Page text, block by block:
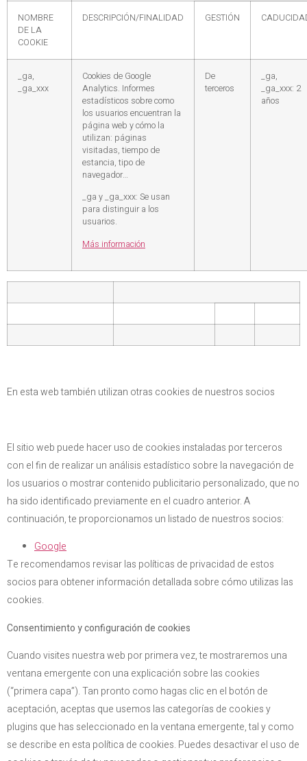
NOMBRE
DE LA
COOKIE
DESCRIPCIÓN/FINALIDAD GESTIÓN
_ga,
_ga_xxx
Cookies de Google
Analytics. Informes
estadísticos sobre como
los usuarios encuentran la
página web y cómo la
utilizan: páginas
visitadas, tiempo de
estancia, tipo de
navegador…
_ga y _ga_xxx: Se usan
para distinguir a los
usuarios.
Más información
De
terceros
_ga,
_ga_xxx: 2
años
En esta web también utilizan otras cookies de nuestros socios
El sitio web puede hacer uso de cookies instaladas por terceros
con el fin de realizar un análisis estadístico sobre la navegación de
los usuarios o mostrar contenido publicitario personalizado, que no
ha sido identificado previamente en el cuadro anterior. A
continuación, te proporcionamos un listado de nuestros socios:
Google
Te recomendamos revisar las políticas de privacidad de estos
socios para obtener información detallada sobre cómo utilizas las
cookies.
Consentimiento y configuración de cookies
Cuando visites nuestra web por primera vez, te mostraremos una
ventana emergente con una explicación sobre las cookies
(“primera capa”). Tan pronto como hagas clic en el botón de
aceptación, aceptas que usemos las categorías de cookies y
plugins que has seleccionado en la ventana emergente, tal y como
se describe en esta política de cookies. Puedes desactivar el uso de